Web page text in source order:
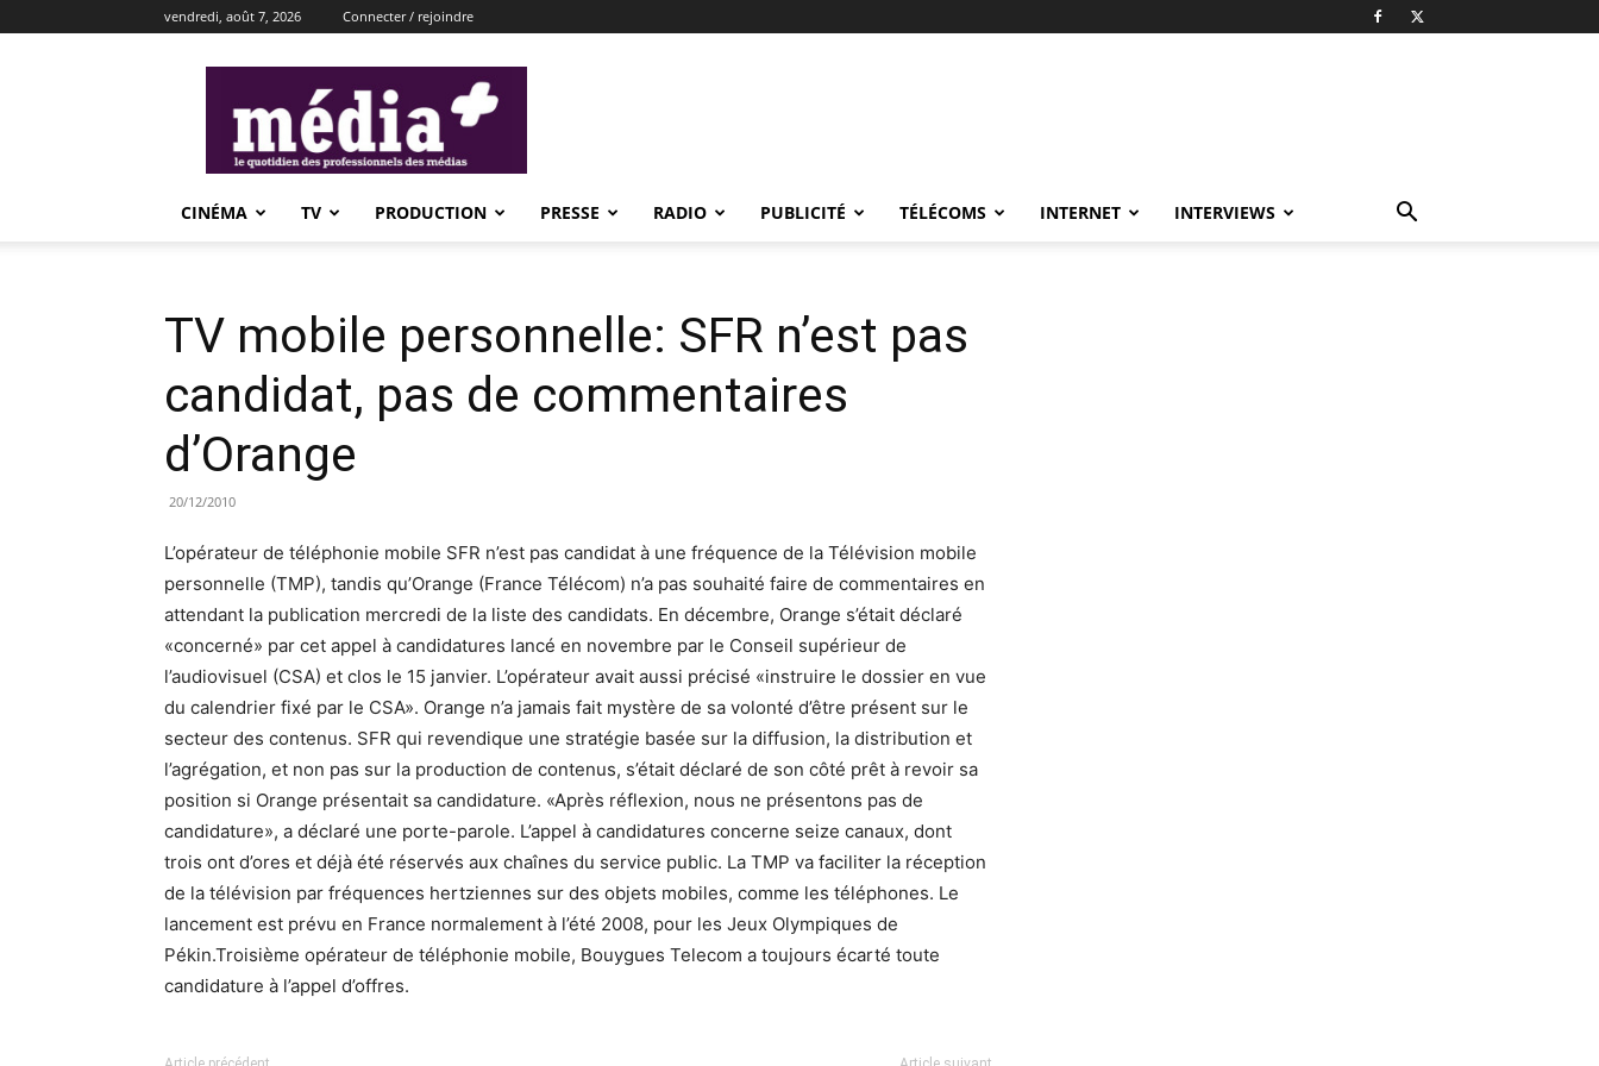
vendredi, août 7, 2026 Connecter / rejoindre
CINÉMA TV PRODUCTION PRESSE RADIO PUBLICITÉ TÉLÉCOMS INTERNET INTERVIEWS
TV mobile personnelle: SFR n’est pas
candidat, pas de commentaires
d’Orange
20/12/2010
L’opérateur de téléphonie mobile SFR n’est pas candidat à une fréquence de la Télévision mobile
personnelle (TMP), tandis qu’Orange (France Télécom) n’a pas souhaité faire de commentaires en
attendant la publication mercredi de la liste des candidats. En décembre, Orange s’était déclaré
«concerné» par cet appel à candidatures lancé en novembre par le Conseil supérieur de
l’audiovisuel (CSA) et clos le 15 janvier. L’opérateur avait aussi précisé «instruire le dossier en vue
du calendrier fixé par le CSA». Orange n’a jamais fait mystère de sa volonté d’être présent sur le
secteur des contenus. SFR qui revendique une stratégie basée sur la diffusion, la distribution et
l’agrégation, et non pas sur la production de contenus, s’était déclaré de son côté prêt à revoir sa
position si Orange présentait sa candidature. «Après réflexion, nous ne présentons pas de
candidature», a déclaré une porte-parole. L’appel à candidatures concerne seize canaux, dont
trois ont d’ores et déjà été réservés aux chaînes du service public. La TMP va faciliter la réception
de la télévision par fréquences hertziennes sur des objets mobiles, comme les téléphones. Le
lancement est prévu en France normalement à l’été 2008, pour les Jeux Olympiques de
Pékin.Troisième opérateur de téléphonie mobile, Bouygues Telecom a toujours écarté toute
candidature à l’appel d’offres.